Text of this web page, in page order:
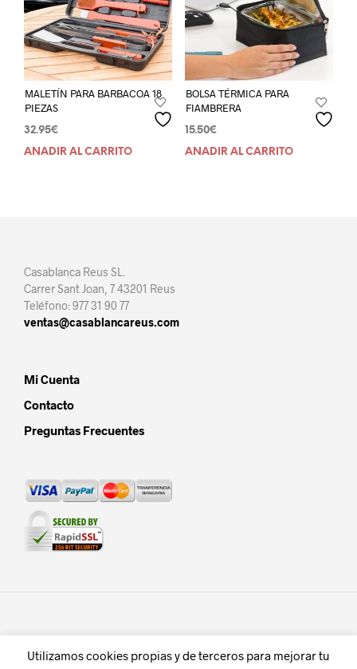
MALETÍN PARA BARBACOA 18
PIEZAS
32.95€
AÑADIR AL CARRITO
BOLSA TÉRMICA PARA
FIAMBRERA
15.50€
AÑADIR AL CARRITO
Casablanca Reus SL.
Carrer Sant Joan, 7 43201 Reus
Teléfono: 977 31 90 77
ventas@casablancareus.com
Mi Cuenta
Contacto
Preguntas Frecuentes
Utilizamos cookies propias y de terceros para mejorar tu